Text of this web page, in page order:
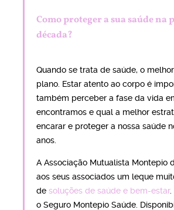
Como proteger a sua saúde na
década?
Quando se trata de saúde, o
plano. Estar atento ao corpo é
também perceber a fase da vida
encontramos e qual a melhor
encarar e proteger a nossa saúde
anos.
A Associação Mutualista Montepio
aos seus associados um leque
de soluções de saúde e bem-estar.
o Seguro Montepio Saúde.